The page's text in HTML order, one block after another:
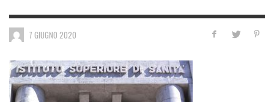
7 GIUGNO 2020